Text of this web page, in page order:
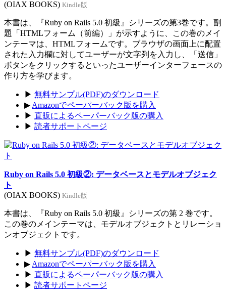
(OIAX BOOKS) Kindle版
本書は、『Ruby on Rails 5.0 初級』シリーズの第3巻です。副
題「HTMLフォーム（前編）」が示すように、この巻のメイ
ンテーマは、HTMLフォームです。ブラウザの画面上に配置
された入力欄に対してユーザーが文字列を入力し、「送信」
ボタンをクリックするといったユーザーインターフェースの
作り方を学びます。
▶ 無料サンプル(PDF)のダウンロード
▶ Amazonでペーパーバック版を購入
▶ 直販によるペーパーバック版の購入
▶ 読者サポートページ
Ruby on Rails 5.0 初級②: データベースとモデルオブジェク
ト
(OIAX BOOKS) Kindle版
本書は、『Ruby on Rails 5.0 初級』シリーズの第 2 巻です。
この巻のメインテーマは、モデルオブジェクトとリレーショ
ンオブジェクトです。
▶ 無料サンプル(PDF)のダウンロード
▶ Amazonでペーパーバック版を購入
▶ 直販によるペーパーバック版の購入
▶ 読者サポートページ